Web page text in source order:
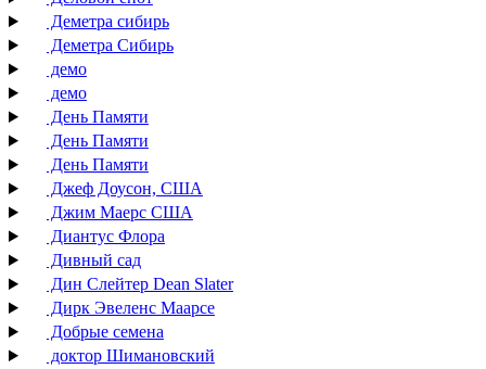
Деметра сибирь
Деметра Сибирь
демо
демо
День Памяти
День Памяти
День Памяти
Джеф Доусон, США
Джим Маерс США
Диантус Флора
Дивный сад
Дин Слейтер Dean Slater
Дирк Эвеленс Маарсе
Добрые семена
доктор Шимановский